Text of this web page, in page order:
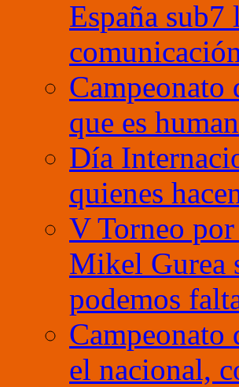
España
Campeonato
que es
Día
quienes
V Torneo
Mikel Gurea
podemos
Campeonato
el nacional,